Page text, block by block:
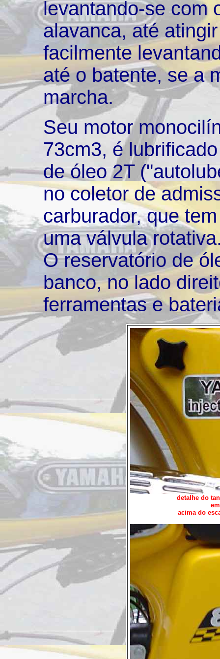
levantando-se com
alavanca, até
facilmente
até o batente, se a
marcha.
Seu motor
73cm3, é
de óleo 2T
no coletor de
carburador, que
uma válvula
O reservatório de
banco, no lado
ferramentas e
detalhe do
acima do